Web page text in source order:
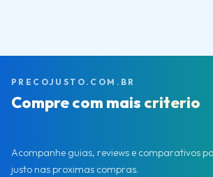
PRECOJUSTO.COM.BR
Compre com maiscriterio
Acompanhe guias, reviews e comparativos
justo nas proximas compras.